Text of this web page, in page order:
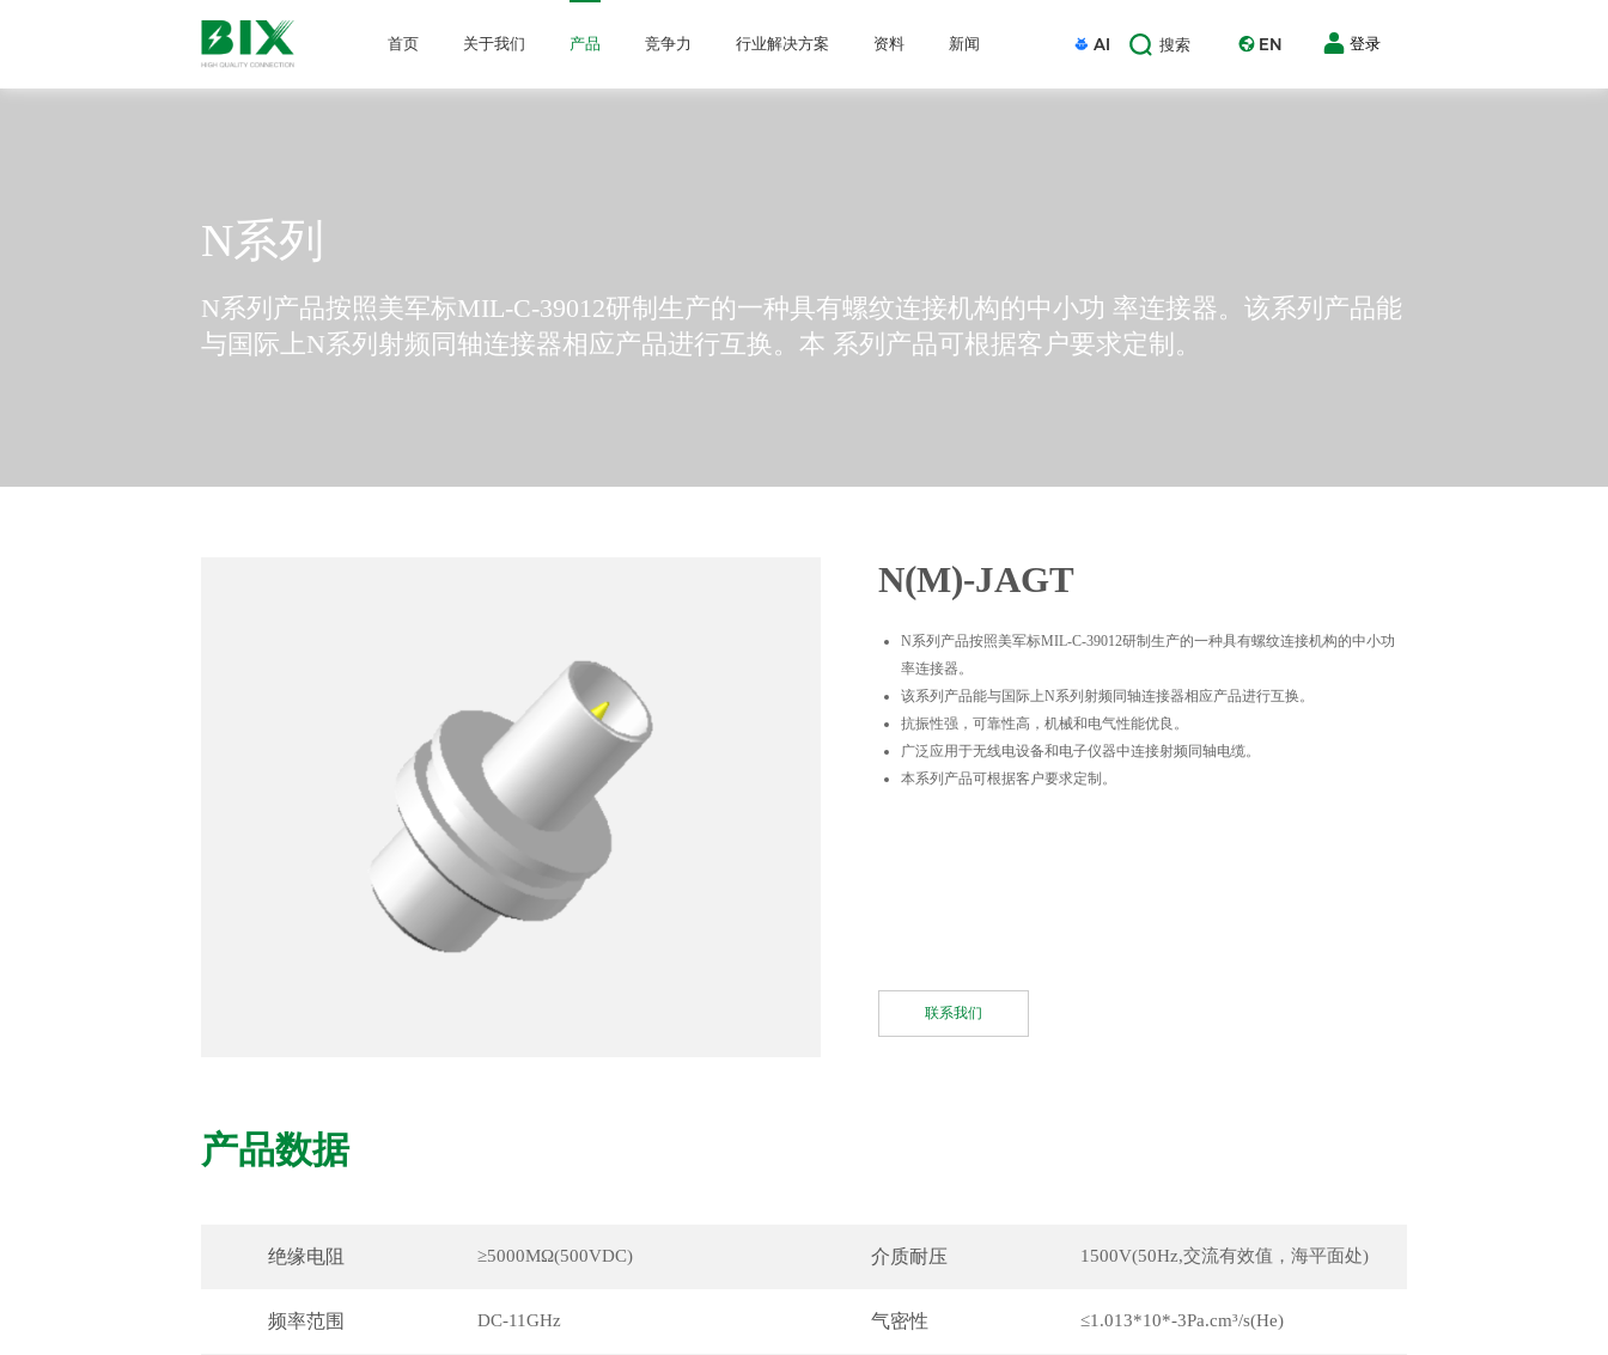
首页 关于我们 产品 竞争力 行业解决方案 资料 新闻 AI 搜索 EN 登录
N系列
N系列产品按照美军标MIL-C-39012研制生产的一种具有螺纹连接机构的中小功 率连接器。该系列产品能
与国际上N系列射频同轴连接器相应产品进行互换。本 系列产品可根据客户要求定制。
N(M)-JAGT
N系列产品按照美军标MIL-C-39012研制生产的一种具有螺纹连接机构的中小功
率连接器。
该系列产品能与国际上N系列射频同轴连接器相应产品进行互换。
抗振性强，可靠性高，机械和电气性能优良。
广泛应用于无线电设备和电子仪器中连接射频同轴电缆。
本系列产品可根据客户要求定制。
联系我们
产品数据
绝缘电阻 ≥5000MΩ(500VDC) 介质耐压 1500V(50Hz,交流有效值，海平面处)
频率范围 DC-11GHz 气密性 ≤1.013*10*-3Pa.cm³/s(He)